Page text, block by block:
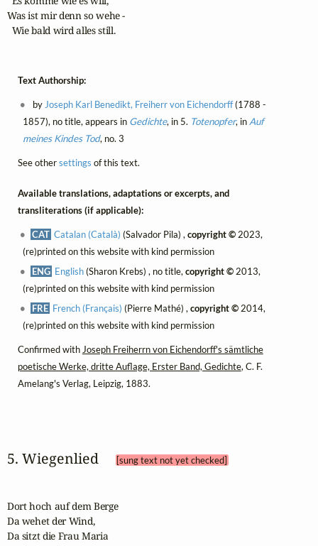
Was ist mir denn so wehe -
  Wie bald wird alles still.
Text Authorship:
byJoseph Karl Benedikt, Freiherr von Eichendorff(1788 -
1857), no title, appears in Gedichte, in 5. Totenopfer, inAuf
meines Kindes Tod, no. 3
See othersettings of this text.
Available translations, adaptations or excerpts, and
transliterations (if applicable):
CAT Catalan (Català) (Salvador Pila) ,copyright © 2023,
(re)printed on this website with kind permission
ENG English(Sharon Krebs) , no title,copyright © 2013,
(re)printed on this website with kind permission
FRE French (Français) (Pierre Mathé) ,copyright © 2014,
(re)printed on this website with kind permission
Confirmed with Joseph Freiherrn von Eichendorff's sämtliche
poetische Werke, dritte Auflage, Erster Band, Gedichte, C. F.
Amelang's Verlag, Leipzig, 1883.
5. Wiegenlied [sung text not yet checked]
Dort hoch auf dem Berge
Da wehet der Wind,
Da sitzt die Frau Maria